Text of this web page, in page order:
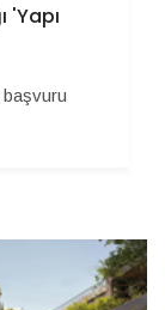
'Yapı
başvuru